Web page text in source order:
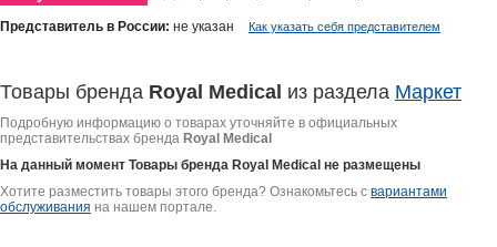
Представитель в России: не указан Как указать себя представителем
Товары бренда Royal Medical из раздела Маркет
Подробную информацию о товарах уточняйте в официальных
представительствах бренда Royal Medical
На данный момент Товары бренда Royal Medical не размещены
Хотите разместить товары этого бренда? Ознакомьтесь с вариантами
обслуживания на нашем портале.